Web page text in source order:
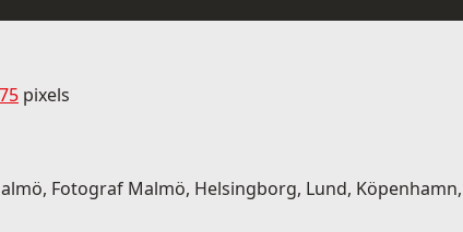
pixels
Fotograf Malmö, Helsingborg, Lund,